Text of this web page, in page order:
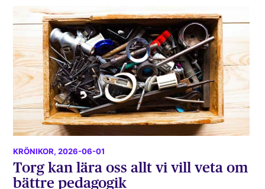
KRÖNIKOR, 2026-06-01
Torg kan lära oss allt vi vill veta om
bättre pedagogik